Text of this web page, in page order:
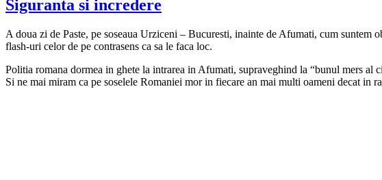
Siguranta si incredere
A doua zi de Paste, pe soseaua Urziceni – Bucuresti, inainte de Afumati, cum
flash-uri celor de pe contrasens ca sa le faca loc.
Politia romana dormea in ghete la intrarea in Afumati, supraveghind la “bunul mers al
Si ne mai miram ca pe soselele Romaniei mor in fiecare an mai multi oameni decat in